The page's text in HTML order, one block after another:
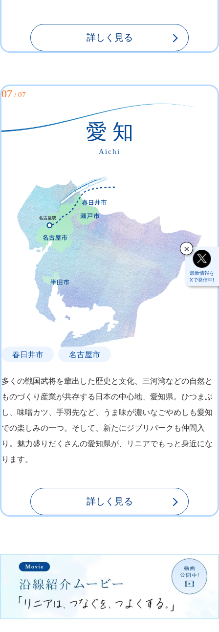
最新情報を
Xで発信中!
詳しく見る
07 / 07
愛 知
Aichi
春日井市 名古屋市
多くの戦国武将を輩出した歴史と文化、三河湾などの自然と
ものづくり産業が共存する日本の中心地、愛知県。ひつまぶ
し、味噌カツ、手羽先など、うま味が濃いなごやめしも愛知
での楽しみの一つ。そして、新たにジブリパークも仲間入
り。魅力盛りだくさんの愛知県が、リニアでもっと身近にな
ります。
詳しく見る